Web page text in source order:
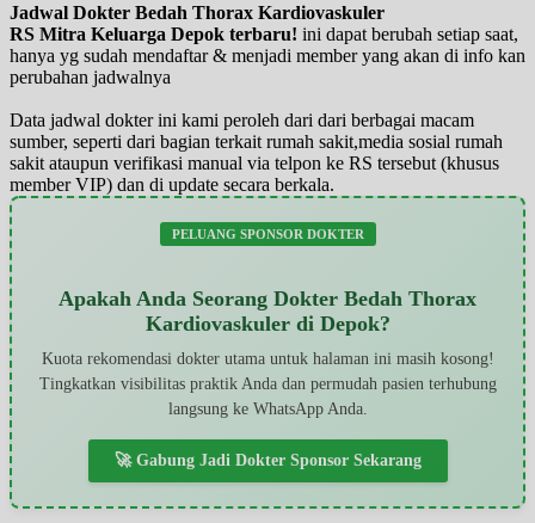
Jadwal Dokter Bedah Thorax Kardiovaskuler
RS Mitra Keluarga Depok terbaru! ini dapat berubah setiap saat,
hanya yg sudah mendaftar & menjadi member yang akan di info kan
perubahan jadwalnya
Data jadwal dokter ini kami peroleh dari dari berbagai macam
sumber, seperti dari bagian terkait rumah sakit,media sosial rumah
sakit ataupun verifikasi manual via telpon ke RS tersebut (khusus
member VIP) dan di update secara berkala.
PELUANG SPONSOR DOKTER
Apakah Anda Seorang Dokter Bedah Thorax
Kardiovaskuler di Depok?
Kuota rekomendasi dokter utama untuk halaman ini masih kosong!
Tingkatkan visibilitas praktik Anda dan permudah pasien terhubung
langsung ke WhatsApp Anda.
🚀 Gabung Jadi Dokter Sponsor Sekarang